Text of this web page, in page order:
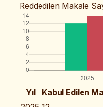
Reddedilen Makale
Yıl Kabul Edilen